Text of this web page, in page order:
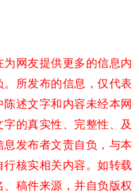
网友提供更多的信息内
所发布的信息，仅代表
述文字和内容未经本网
的真实性、完整性、及
发布者文责自负，与本
核实相关内容。如转载
稿件来源，并自负版权